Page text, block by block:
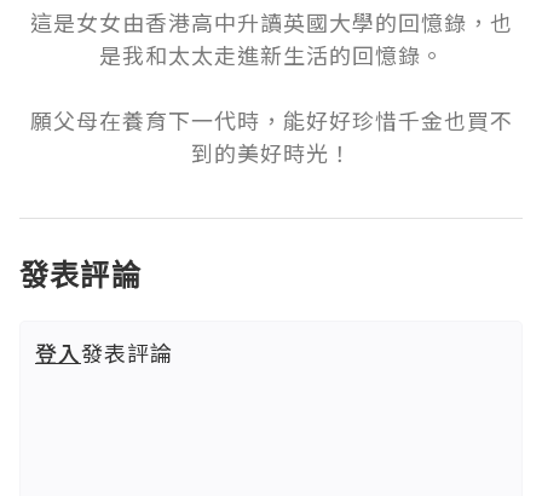
這是女女由香港高中升讀英國大學的回憶錄，也
是我和太太走進新生活的回憶錄。
願父母在養育下一代時，能好好珍惜千金也買不
到的美好時光！
發表評論
登入發表評論